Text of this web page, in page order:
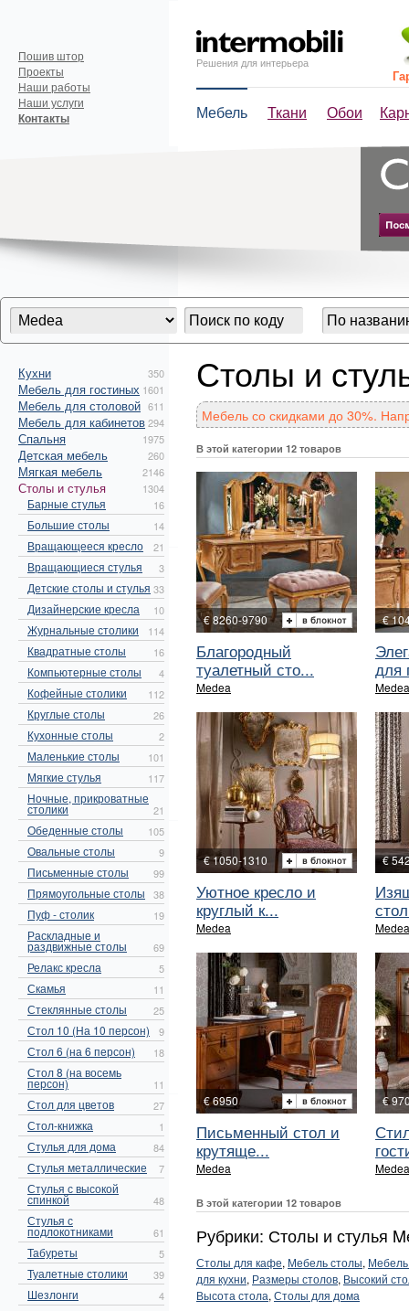
Решения для интерьера
Мебель Ткани Обои
Пошив штор
Проекты
Наши работы
Наши услуги
Контакты
Кухни 350
Мебель для гостиных 1601
Мебель для столовой 611
Мебель для кабинетов294
Спальня 1975
Детская мебель 260
Мягкая мебель 2146
Столы и стулья 1304
Барные стулья 16
Большие столы 14
Вращающееся кресло 21
Вращающиеся стулья 3
Детские столы и стулья 33
Дизайнерские кресла 10
Журнальные столики 114
Квадратные столы 16
Компьютерные столы 4
Кофейные столики 112
Круглые столы 26
Кухонные столы 2
Маленькие столы 101
Мягкие стулья 117
Ночные, прикроватные
столики 21
Обеденные столы 105
Овальные столы 9
Письменные столы 99
Прямоугольные столы 38
Пуф - столик 19
Раскладные и
раздвижные столы 69
Релакс кресла 5
Скамья 11
Стеклянные столы 25
Стол 10 (На 10 персон) 9
Стол 6 (на 6 персон) 18
Стол 8 (на восемь
персон) 11
Стол для цветов 27
Стол-книжка 1
Стулья для дома 84
Стулья металлические 7
Стулья с высокой
спинкой 48
Стулья с
подлокотниками 61
Табуреты 5
Туалетные столики 39
Шезлонги 4
Столы и
Мебель со скидками до 30%.
В этой категории 12 товаров
€ 8260-9790
Благородный
туалетный сто...
Medea
€
для
Medea
€ 1050-1310
Уютное кресло и
круглый к...
Medea
€
Medea
€ 6950
Письменный стол и
крутяще...
Medea
€
Medea
В этой категории 12 товаров
Рубрики: Столы и стулья
Столы для кафе, Мебель столы, Мебель
для кухни, Размеры столов, Высокий
Высота стола, Столы для дома